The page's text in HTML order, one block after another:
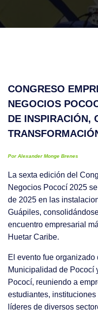
CONGRESO
NEGOCIOS
DE INSPIRACIÓN,
Por Alexander Monge Brenes
La sexta edición del
Negocios Pococí 2025
de 2025 en las
Guápiles,
encuentro empresarial
Huetar Caribe.
El evento fue
Municipalidad de Pococí
Pococí, reuniendo a
estudiantes,
líderes de diversos